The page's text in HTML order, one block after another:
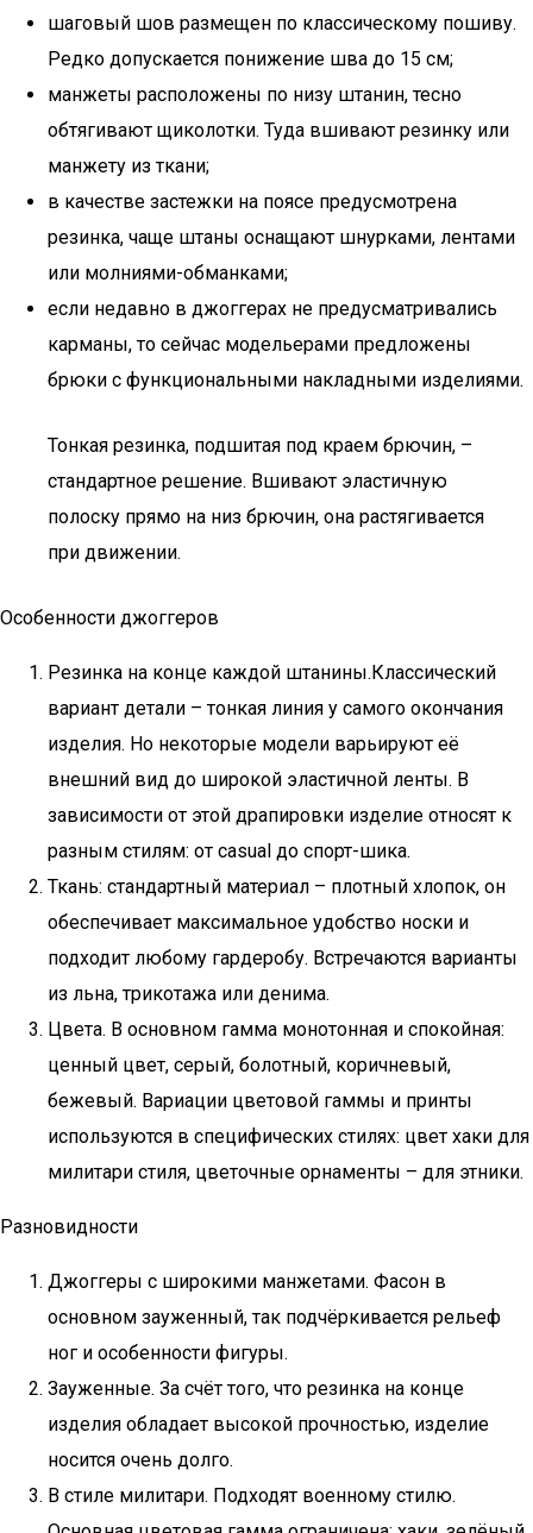
шаговый шов размещен по классическому пошиву.
Редко допускается понижение шва до 15 см;
манжеты расположены по низу штанин, тесно
обтягивают щиколотки. Туда вшивают резинку или
манжету из ткани;
в качестве застежки на поясе предусмотрена
резинка, чаще штаны оснащают шнурками, лентами
или молниями-обманками;
если недавно в джоггерах не предусматривались
карманы, то сейчас модельерами предложены
брюки с функциональными накладными изделиями.
Тонкая резинка, подшитая под краем брючин, –
стандартное решение. Вшивают эластичную
полоску прямо на низ брючин, она растягивается
при движении.
Особенности джоггеров
Резинка на конце каждой штанины.Классический
вариант детали – тонкая линия у самого окончания
изделия. Но некоторые модели варьируют её
внешний вид до широкой эластичной ленты. В
зависимости от этой драпировки изделие относят к
разным стилям: от casual до спорт-шика.
Ткань: стандартный материал – плотный хлопок, он
обеспечивает максимальное удобство носки и
подходит любому гардеробу. Встречаются варианты
из льна, трикотажа или денима.
Цвета. В основном гамма монотонная и спокойная:
ценный цвет, серый, болотный, коричневый,
бежевый. Вариации цветовой гаммы и принты
используются в специфических стилях: цвет хаки для
милитари стиля, цветочные орнаменты – для этники.
Разновидности
Джоггеры с широкими манжетами. Фасон в
основном зауженный, так подчёркивается рельеф
ног и особенности фигуры.
Зауженные. За счёт того, что резинка на конце
изделия обладает высокой прочностью, изделие
носится очень долго.
В стиле милитари. Подходят военному стилю.